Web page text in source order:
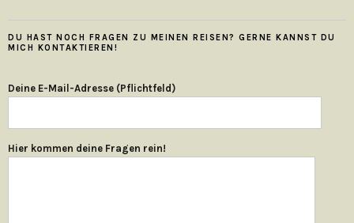
DU HAST NOCH FRAGEN ZU MEINEN REISEN? GERNE KANNST DU
MICH KONTAKTIEREN!
Deine E-Mail-Adresse (Pflichtfeld)
Hier kommen deine Fragen rein!